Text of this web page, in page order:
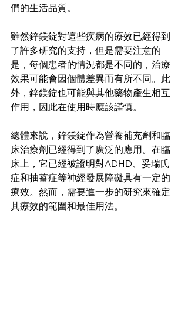
們的生活品質。
雖然鋅鎂錠對這些疾病的療效已經得到
了許多研究的支持，但是需要注意的
是，每個患者的情況都是不同的，治療
效果可能會因個體差異而有所不同。此
外，鋅鎂錠也可能與其他藥物產生相互
作用，因此在使用時應該謹慎。
總體來說，鋅鎂錠作為營養補充劑和臨
床治療劑已經得到了廣泛的應用。在臨
床上，它已經被證明對ADHD、妥瑞氏
症和抽蓄症等神經發展障礙具有一定的
療效。然而，需要進一步的研究來確定
其療效的範圍和最佳用法。